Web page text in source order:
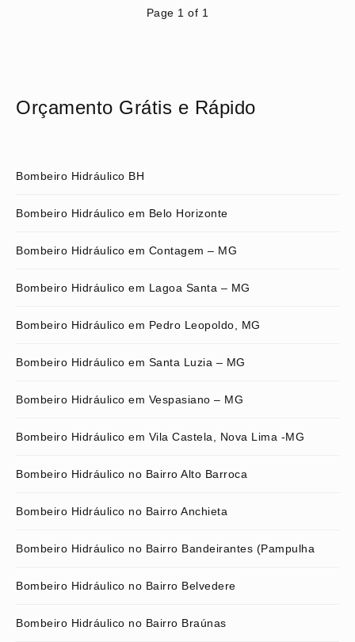
Page 1 of 1
Orçamento Grátis e Rápido
Bombeiro Hidráulico BH
Bombeiro Hidráulico em Belo Horizonte
Bombeiro Hidráulico em Contagem – MG
Bombeiro Hidráulico em Lagoa Santa – MG
Bombeiro Hidráulico em Pedro Leopoldo, MG
Bombeiro Hidráulico em Santa Luzia – MG
Bombeiro Hidráulico em Vespasiano – MG
Bombeiro Hidráulico em Vila Castela, Nova Lima -MG
Bombeiro Hidráulico no Bairro Alto Barroca
Bombeiro Hidráulico no Bairro Anchieta
Bombeiro Hidráulico no Bairro Bandeirantes (Pampulha
Bombeiro Hidráulico no Bairro Belvedere
Bombeiro Hidráulico no Bairro Braúnas